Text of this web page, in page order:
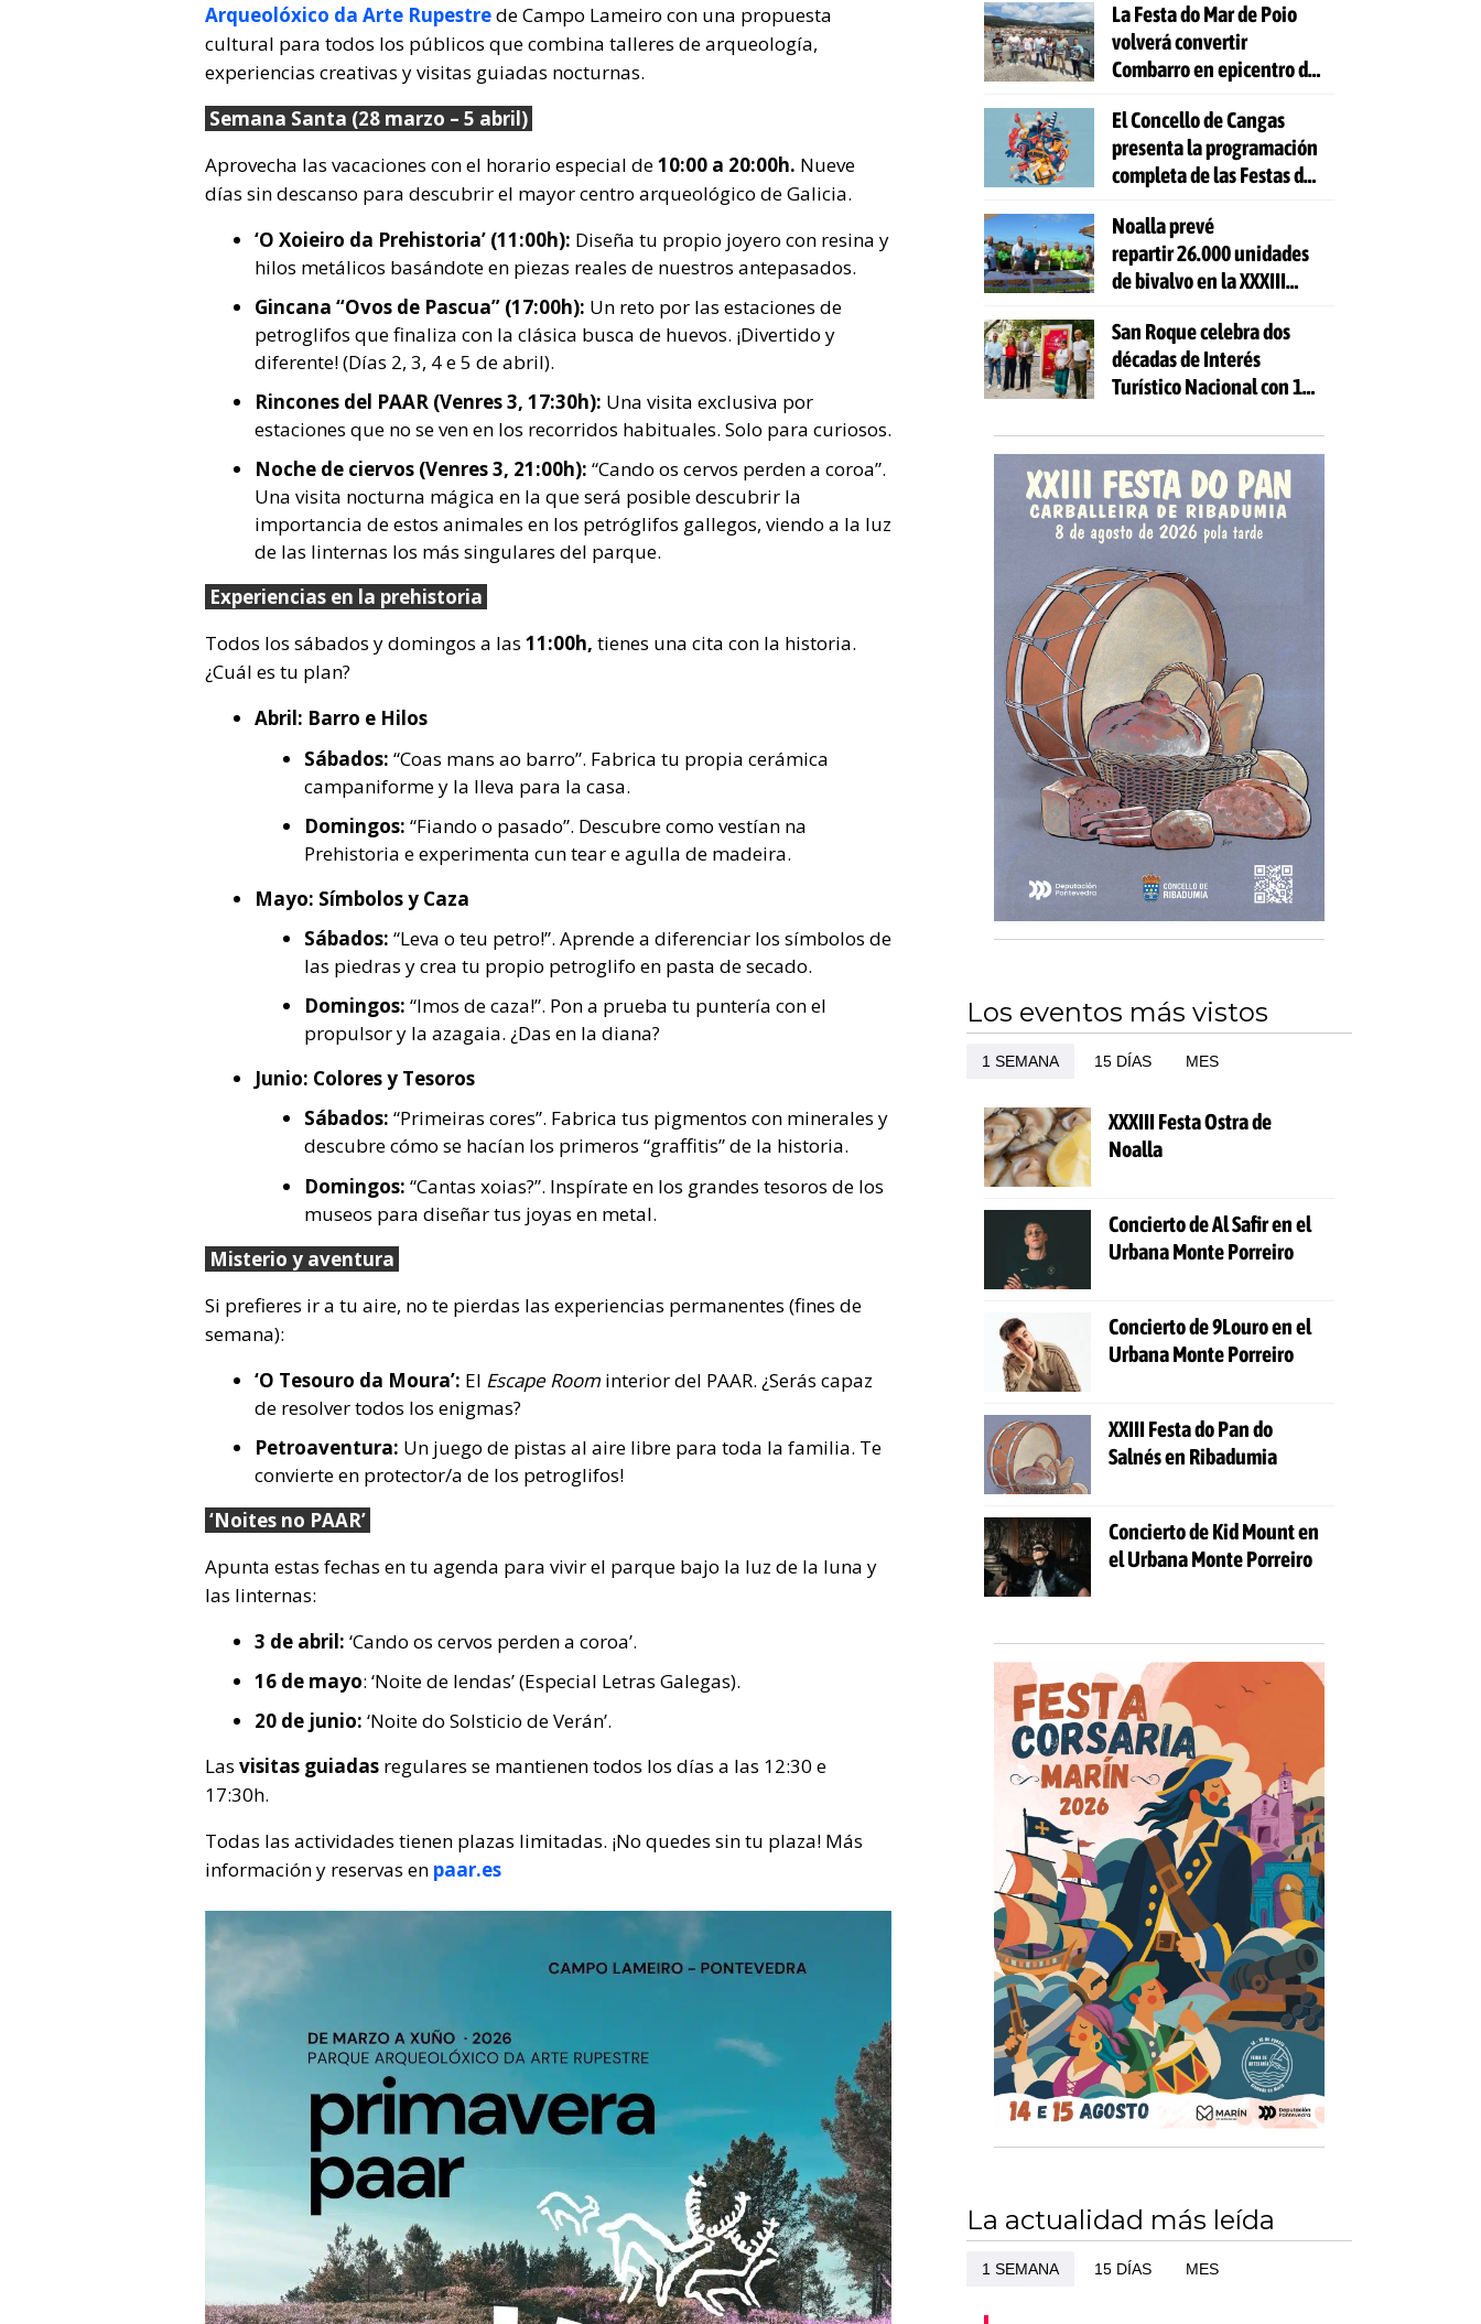
Arqueolóxico da Arte Rupestrede Campo Lameiro con una propuesta
cultural para todos los públicos que combina talleres de arqueología,
experiencias creativas y visitas guiadas nocturnas.
Semana Santa (28 marzo – 5 abril)
Aprovecha las vacaciones con el horario especial de10:00 a 20:00h. Nueve
días sin descanso para descubrir el mayor centro arqueológico de Galicia.
‘O Xoieiro da Prehistoria’ (11:00h): Diseña tu propio joyero con resina y
hilos metálicos basándote en piezas reales de nuestros antepasados.
Gincana “Ovos de Pascua” (17:00h): Un reto por las estaciones de
petroglifos que finaliza con la clásica busca de huevos. ¡Divertido y
diferente! (Días 2, 3, 4 e 5 de abril).
Rincones del PAAR (Venres 3, 17:30h): Una visita exclusiva por
estaciones que no se ven en los recorridos habituales. Solo para curiosos.
Noche de ciervos (Venres 3, 21:00h): “Cando os cervos perden a coroa”.
Una visita nocturna mágica en la que será posible descubrir la
importancia de estos animales en los petróglifos gallegos, viendo a la luz
de las linternas los más singulares del parque.
Experiencias en la prehistoria
Todos los sábados y domingos a las 11:00h, tienes una cita con la historia.
¿Cuál es tu plan?
Abril: Barro e Hilos
Sábados: “Coas mans ao barro”. Fabrica tu propia cerámica
campaniforme y la lleva para la casa.
Domingos: “Fiando o pasado”. Descubre como vestían na
Prehistoria e experimenta cun tear e agulla de madeira.
Mayo: Símbolos y Caza
Sábados: “Leva o teu petro!”. Aprende a diferenciar los símbolos de
las piedras y crea tu propio petroglifo en pasta de secado.
Domingos: “Imos de caza!”. Pon a prueba tu puntería con el
propulsor y la azagaia. ¿Das en la diana?
Junio: Colores y Tesoros
Sábados: “Primeiras cores”. Fabrica tus pigmentos con minerales y
descubre cómo se hacían los primeros “graffitis” de la historia.
Domingos: “Cantas xoias?”. Inspírate en los grandes tesoros de los
museos para diseñar tus joyas en metal.
Misterio y aventura
Si prefieres ir a tu aire, no te pierdas las experiencias permanentes (fines de
semana):
‘O Tesouro da Moura’: El Escape Room interior del PAAR. ¿Serás capaz
de resolver todos los enigmas?
Petroaventura: Un juego de pistas al aire libre para toda la familia. Te
convierte en protector/a de los petroglifos!
‘Noites no PAAR’
Apunta estas fechas en tu agenda para vivir el parque bajo la luz de la luna y
las linternas:
3 de abril: ‘Cando os cervos perden a coroa’.
16 de mayo: ‘Noite de lendas’ (Especial Letras Galegas).
20 de junio: ‘Noite do Solsticio de Verán’.
Las visitas guiadas regulares se mantienen todos los días a las 12:30 e
17:30h.
Todas las actividades tienen plazas limitadas. ¡No quedes sin tu plaza! Más
información y reservas en paar.es
La Festa do Mar de Poio
volverá convertir
Combarro en epicentro de
El Concello de Cangas
presenta la programación
completa de las Festas do
Noalla prevé
repartir 26.000 unidades
de bivalvo en la XXXIII
San Roque celebra dos
décadas de Interés
Turístico Nacional con 10
actividades gratuitas
Los eventos más vistos
1 SEMANA 15 DÍAS MES
XXXIII Festa Ostra de
Noalla
Concierto de Al Safir en el
Urbana Monte Porreiro
Concierto de 9Louro en el
Urbana Monte Porreiro
XXIII Festa do Pan do
Salnés en Ribadumia
Concierto de Kid Mount en
el Urbana Monte Porreiro
La actualidad más leída
1 SEMANA 15 DÍAS MES